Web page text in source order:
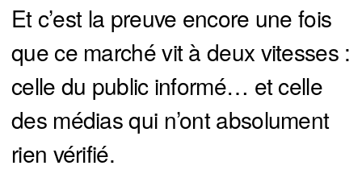
Et c’est la preuve encore une fois
que ce marché vit à deux vitesses :
celle du public informé… et celle
des médias qui n’ont absolument
rien vérifié.